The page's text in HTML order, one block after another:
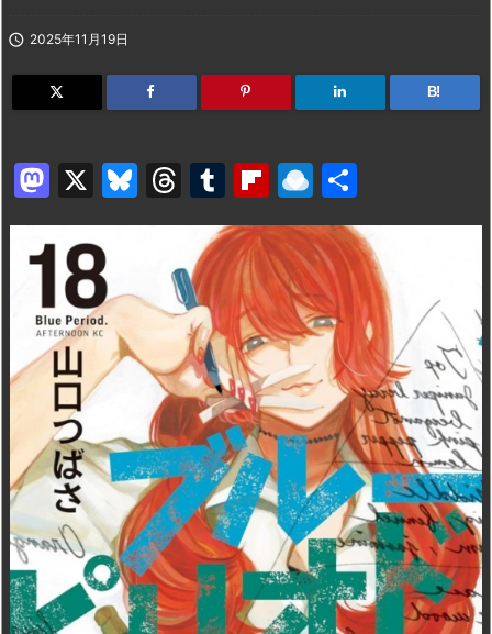
 2025年11月19日
B!
M
a
st
o
d
o
n
X
Bl
u
s
k
y
T
hr
e
a
d
s
T
u
m
bl
Fl
ip
b
o
ar
d
R
ai
n
dr
o
p.
io
有